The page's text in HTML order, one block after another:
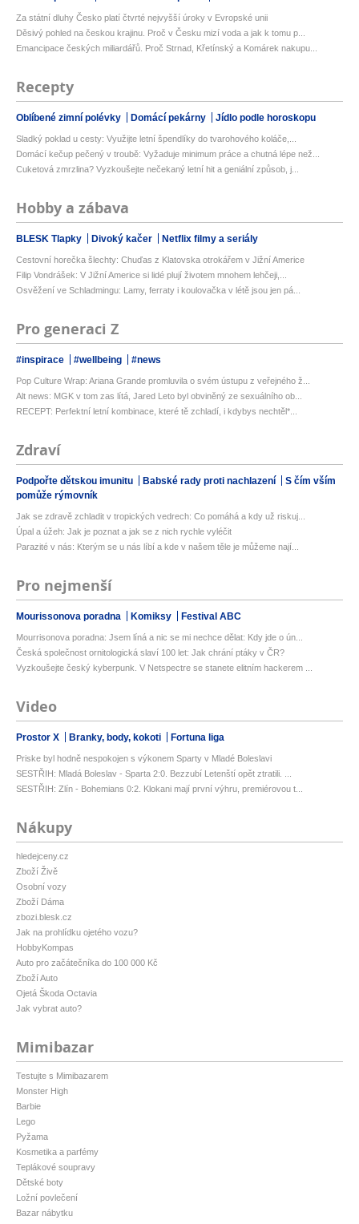
Za státní dluhy Česko platí čtvrté nejvyšší úroky v Evropské unii
Děsivý pohled na českou krajinu. Proč v Česku mizí voda a jak k tomu p...
Emancipace českých miliardářů. Proč Strnad, Křetínský a Komárek nakupu...
Recepty
Oblíbené zimní polévky Domácí pekárny Jídlo podle horoskopu
Sladký poklad u cesty: Využijte letní špendlíky do tvarohového koláče,...
Domácí kečup pečený v troubě: Vyžaduje minimum práce a chutná lépe než...
Cuketová zmrzlina? Vyzkoušejte nečekaný letní hit a geniální způsob, j...
Hobby a zábava
BLESK Tlapky Divoký kačer Netflix filmy a seriály
Cestovní horečka šlechty: Chuďas z Klatovska otrokářem v Jižní Americe
Filip Vondrášek: V Jižní Americe si lidé plují životem mnohem lehčeji,...
Osvěžení ve Schladmingu: Lamy, ferraty i koulovačka v létě jsou jen pá...
Pro generaci Z
#inspirace #wellbeing #news
Pop Culture Wrap: Ariana Grande promluvila o svém ústupu z veřejného ž...
Alt news: MGK v tom zas lítá, Jared Leto byl obviněný ze sexuálního ob...
RECEPT: Perfektní letní kombinace, které tě zchladí, i kdybys nechtěl*...
Zdraví
Podpořte dětskou imunitu Babské rady proti nachlazení
S čím vším
pomůže rýmovník
Jak se zdravě zchladit v tropických vedrech: Co pomáhá a kdy už riskuj...
Úpal a úžeh: Jak je poznat a jak se z nich rychle vyléčit
Parazité v nás: Kterým se u nás líbí a kde v našem těle je můžeme nají...
Pro nejmenší
Mourissonova poradna Komiksy Festival ABC
Mourrisonova poradna: Jsem líná a nic se mi nechce dělat: Kdy jde o ún...
Česká společnost ornitologická slaví 100 let: Jak chrání ptáky v ČR?
Vyzkoušejte český kyberpunk. V Netspectre se stanete elitním hackerem ...
Video
Prostor X Branky, body, kokoti Fortuna liga
Priske byl hodně nespokojen s výkonem Sparty v Mladé Boleslavi
SESTŘIH: Mladá Boleslav - Sparta 2:0. Bezzubí Letenští opět ztratili. ...
SESTŘIH: Zlín - Bohemians 0:2. Klokani mají první výhru, premiérovou t...
Nákupy
hledejceny.cz
Zboží Živě
Osobní vozy
Zboží Dáma
zbozi.blesk.cz
Jak na prohlídku ojetého vozu?
HobbyKompas
Auto pro začátečníka do 100 000 Kč
Zboží Auto
Ojetá Škoda Octavia
Jak vybrat auto?
Mimibazar
Testujte s Mimibazarem
Monster High
Barbie
Lego
Pyžama
Kosmetika a parfémy
Teplákové soupravy
Dětské boty
Ložní povlečení
Bazar nábytku